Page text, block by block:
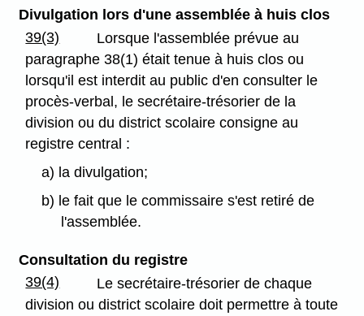
Divulgation lors d'une assemblée à huis clos
39(3)
Lorsque l'assemblée prévue au
paragraphe 38(1) était tenue à huis clos ou
lorsqu'il est interdit au public d'en consulter le
procès-verbal, le secrétaire-trésorier de la
division ou du district scolaire consigne au
registre central :
a) la divulgation;
b) le fait que le commissaire s'est retiré de
l'assemblée.
Consultation du registre
39(4)
Le secrétaire-trésorier de chaque
division ou district scolaire doit permettre à toute